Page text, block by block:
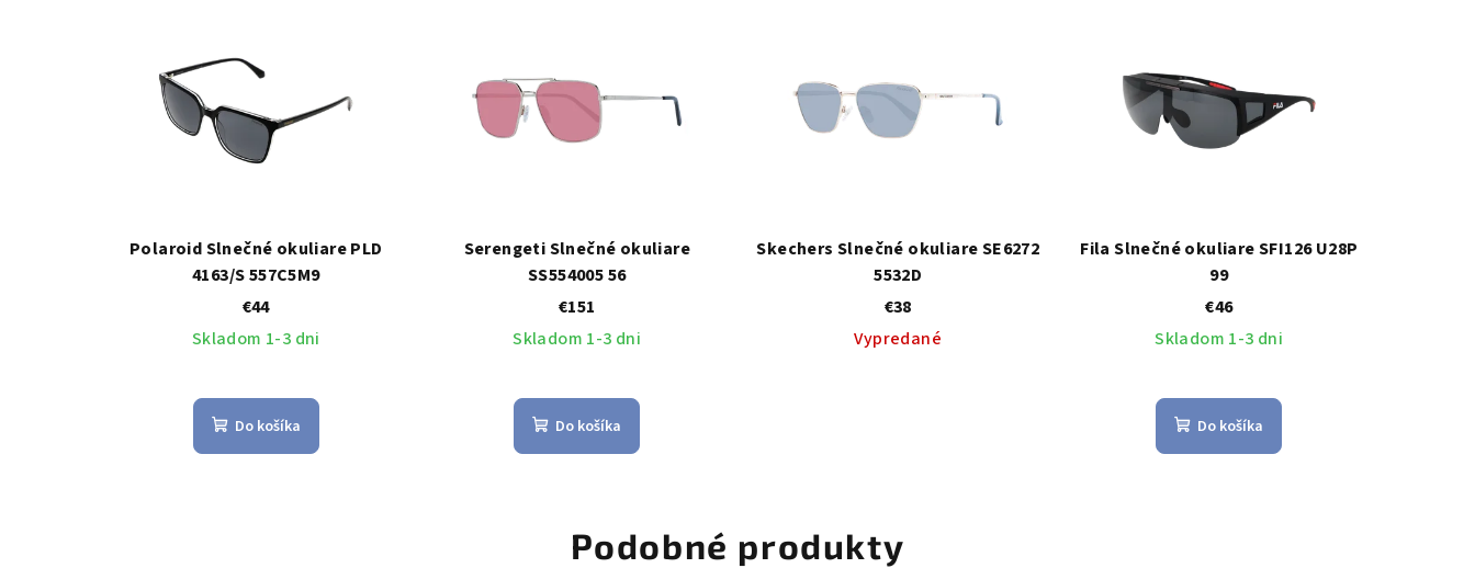
Polaroid Slnečné okuliare PLD
4163/S 557C5M9
€44
Skladom 1-3 dni
Do košíka
Serengeti Slnečné okuliare
SS554005 56
€151
Skladom 1-3 dni
Do košíka
Skechers Slnečné okuliare SE6272
5532D
€38
Vypredané
Fila Slnečné okuliare SFI126 U28P
99
€46
Skladom 1-3 dni
Do košíka
Podobné produkty